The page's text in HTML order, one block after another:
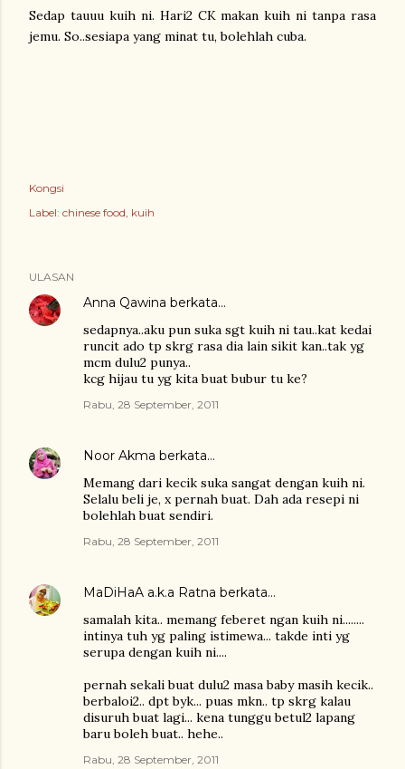
Sedap tauuu kuih ni. Hari2 CK makan kuih ni tanpa rasa
jemu. So..sesiapa yang minat tu, bolehlah cuba.
Kongsi
Label: chinese food kuih
ULASAN
Anna Qawina berkata…
sedapnya..aku pun suka sgt kuih ni tau..kat kedai
runcit ado tp skrg rasa dia lain sikit kan..tak yg
mcm dulu2 punya..
kcg hijau tu yg kita buat bubur tu ke?
Rabu, 28 September, 2011
Noor Akma berkata…
Memang dari kecik suka sangat dengan kuih ni.
Selalu beli je, x pernah buat. Dah ada resepi ni
bolehlah buat sendiri.
Rabu, 28 September, 2011
MaDiHaA a.k.a Ratna berkata…
samalah kita.. memang feberet ngan kuih ni........
intinya tuh yg paling istimewa... takde inti yg
serupa dengan kuih ni....
pernah sekali buat dulu2 masa baby masih kecik..
berbaloi2.. dpt byk... puas mkn.. tp skrg kalau
disuruh buat lagi... kena tunggu betul2 lapang
baru boleh buat.. hehe..
Rabu, 28 September, 2011